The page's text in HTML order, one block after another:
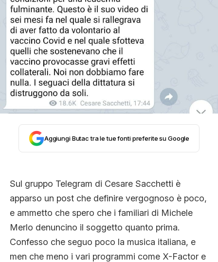
CONTATTI
CHI SIAMO
Aggiungi Butac tra le tue fonti preferite su Google
Sul gruppo Telegram di Cesare Sacchetti è
apparso un post che definire vergognoso è poco,
e ammetto che spero che i familiari di Michele
Merlo denuncino il soggetto quanto prima.
Confesso che seguo poco la musica italiana, e
men che meno i vari programmi come X-Factor e